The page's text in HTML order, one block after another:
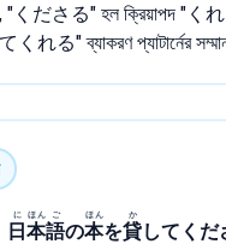
"くださる" হল ক্রিয়াপদ "く
くれる" ব্যাকরণ প্যাটার্নের
日
に
本
ほん
語
ご
の本
ほん
を貸
か
してく